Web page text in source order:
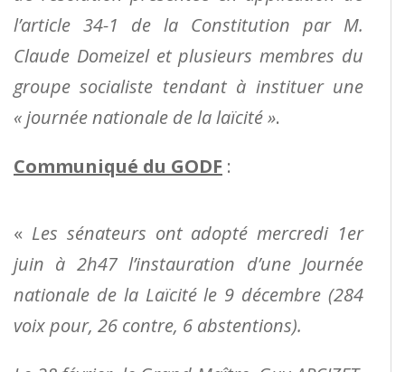
l’article 34-1 de la Constitution par M.
Claude Domeizel et plusieurs membres du
groupe socialiste tendant à instituer une
« journée nationale de la laïcité ».
Communiqué du GODF :
« Les sénateurs ont adopté mercredi 1er
juin à 2h47 l’instauration d’une Journée
nationale de la Laïcité le 9 décembre (284
voix pour, 26 contre, 6 abstentions).